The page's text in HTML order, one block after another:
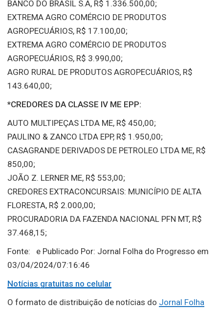
BANCO DO BRASIL S.A, R$ 1.336.500,00;
EXTREMA AGRO COMÉRCIO DE PRODUTOS
AGROPECUÁRIOS, R$ 17.100,00;
EXTREMA AGRO COMÉRCIO DE PRODUTOS
AGROPECUÁRIOS, R$ 3.990,00;
AGRO RURAL DE PRODUTOS AGROPECUÁRIOS, R$
143.640,00;
*CREDORES DA CLASSE IV ME EPP:
AUTO MULTIPEÇAS LTDA ME, R$ 450,00;
PAULINO & ZANCO LTDA EPP, R$ 1.950,00;
CASAGRANDE DERIVADOS DE PETROLEO LTDA ME, R$
850,00;
JOÃO Z. LERNER ME, R$ 553,00;
CREDORES EXTRACONCURSAIS: MUNICÍPIO DE ALTA
FLORESTA, R$ 2.000,00;
PROCURADORIA DA FAZENDA NACIONAL PFN MT, R$
37.468,15;
Fonte: e Publicado Por: Jornal Folha do Progresso em
03/04/2024/07:16:46
Notícias gratuitas no celular
O formato de distribuição de notícias do Jornal Folha